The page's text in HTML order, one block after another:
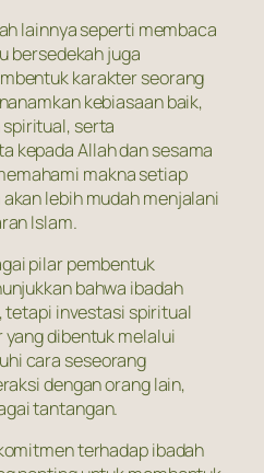
lainnya seperti membaca
bersedekah juga
karakter seorang
kebiasaan baik,
serta
kepada Allah dan sesama
makna setiap
lebih mudah menjalani
Islam.
pilar pembentuk
bahwa ibadah
tetapi investasi spiritual
dibentuk melalui
cara seseorang
dengan orang lain,
tantangan.
terhadap ibadah